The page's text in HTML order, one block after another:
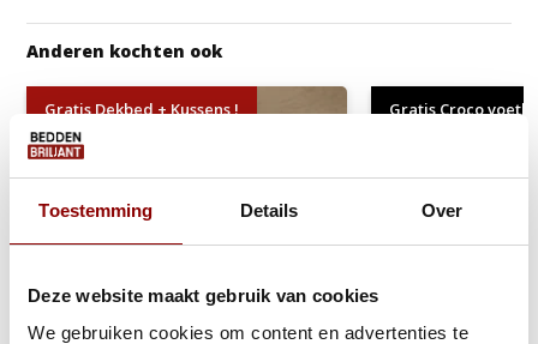
Toestemming Details Over
Deze website maakt gebruik van cookies
We gebruiken cookies om content en advertenties te
Anderen kochten ook
Gratis Dekbed + Kussens ! Gratis Croco